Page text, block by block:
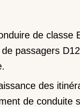
de classe
passagers
des
de conduite